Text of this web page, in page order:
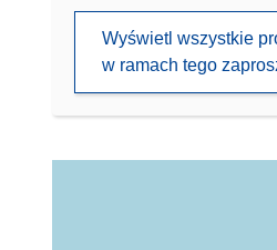
Wyświetl wszystkie
w ramach tego